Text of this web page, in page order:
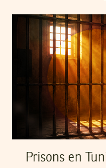
Prisons en